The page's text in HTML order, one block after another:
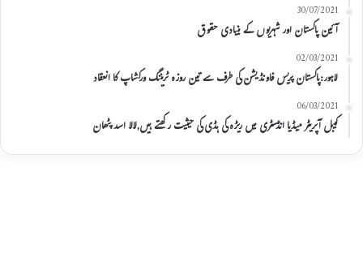
30/07/2021
آئین پاکستان اور شہریوں کے بنیادی حقوق
02/03/2021
لاہور:پاکستان پریس فاونڈیشن کی طرف سے تین روزہ ٹریننگ ورکشاپ کا انعقاد
06/03/2021
کیبل آپریٹر میڈیا انڈسٹری میں ریڑہ کی ہڈی کی حیثیت رکھتے ہیں,لالا اسد پٹھان